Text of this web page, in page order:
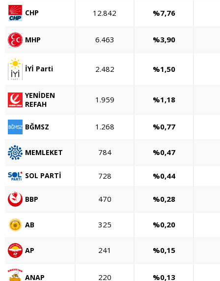
CHP 12.842 %7,76
MHP 6.463 %3,90
İYİ Parti 2.482 %1,50
YENİDEN
REFAH
1.959 %1,18
BĞMSZ 1.268 %0,77
MEMLEKET 784 %0,47
SOL PARTİ 728 %0,44
BBP 470 %0,28
AB 325 %0,20
AP 241 %0,15
ANAP 220 %0,13